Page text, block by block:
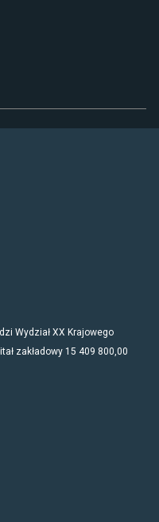
Wydział XX Krajowego
zakładowy 15 409 800,00